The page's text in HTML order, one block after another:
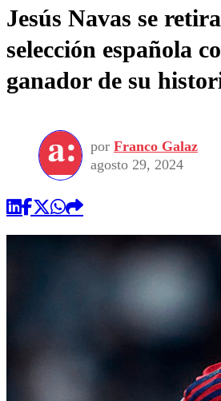
Jesús Navas se
selección española
ganador de su
por Franco Galaz
agosto 29, 2024